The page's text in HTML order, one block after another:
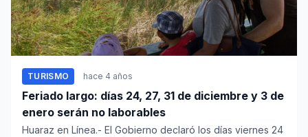
TURISMO hace 4 años
Feriado largo: días 24, 27, 31 de diciembre y 3 de
enero serán no laborables
Huaraz en Línea.- El Gobierno declaró los días viernes 24